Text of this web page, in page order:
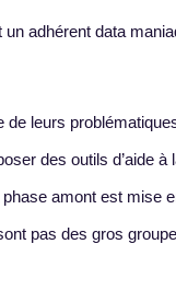
un adhérent data
de leurs
des outils d’aide à
phase amont est
pas des gros